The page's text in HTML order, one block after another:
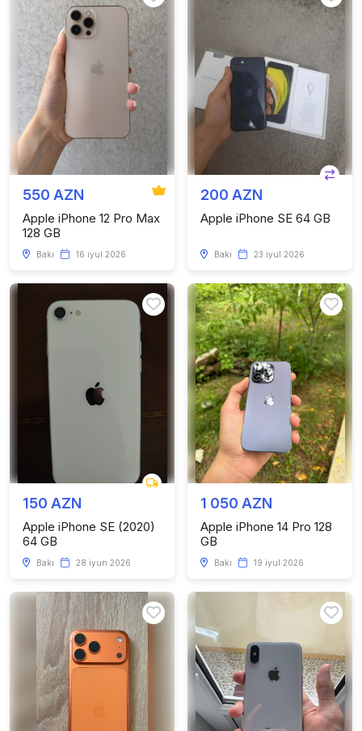
550 AZN
Apple iPhone 12 Pro Max
128 GB
Bakı 16 iyul 2026
200 AZN
Apple iPhone SE 64 GB
Bakı 23 iyul 2026
150 AZN
Apple iPhone SE (2020)
64 GB
Bakı 28 iyun 2026
1 050 AZN
Apple iPhone 14 Pro 128
GB
Bakı 19 iyul 2026